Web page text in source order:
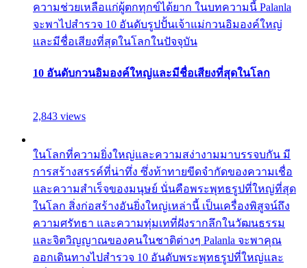
ความช่วยเหลือแก่ผู้ตกทุกข์ได้ยาก ในบทความนี้ Palanla
จะพาไปสำรวจ 10 อันดับรูปปั้นเจ้าแม่กวนอิมองค์ใหญ่
และมีชื่อเสียงที่สุดในโลกในปัจจุบัน
10 อันดับกวนอิมองค์ใหญ่และมีชื่อเสียงที่สุดในโลก
2,843 views
ในโลกที่ความยิ่งใหญ่และความสง่างามมาบรรจบกัน มี
การสร้างสรรค์ที่น่าทึ่ง ซึ่งท้าทายขีดจำกัดของความเชื่อ
และความสำเร็จของมนุษย์ นั่นคือพระพุทธรูปที่ใหญ่ที่สุด
ในโลก สิ่งก่อสร้างอันยิ่งใหญ่เหล่านี้ เป็นเครื่องพิสูจน์ถึง
ความศรัทธา และความทุ่มเทที่ฝังรากลึกในวัฒนธรรม
และจิตวิญญาณของคนในชาติต่างๆ Palanla จะพาคุณ
ออกเดินทางไปสำรวจ 10 อันดับพระพุทธรูปที่ใหญ่และ